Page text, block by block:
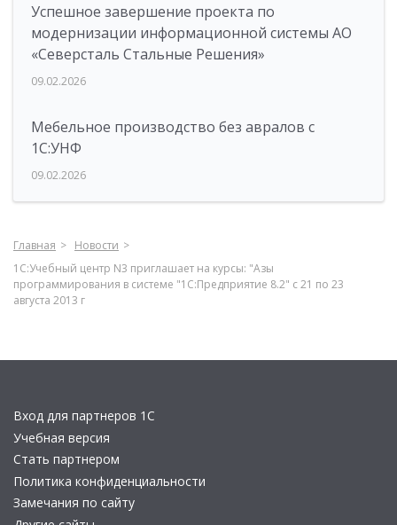
Успешное завершение проекта по
модернизации информационной системы АО
«Северсталь Стальные Решения»
09.02.2026
Мебельное производство без авралов с
1С:УНФ
09.02.2026
Главная
Новости
1С:Учебный центр N3 приглашает на курсы: "Азы
программирования в системе "1С:Предприятие 8.2" с 21 по 23
августа 2013 г
Вход для партнеров 1С
Учебная версия
Стать партнером
Политика конфиденциальности
Замечания по сайту